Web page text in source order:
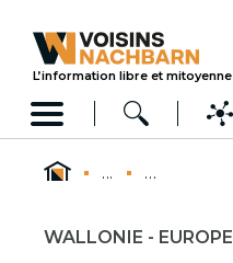
L’information libre et mitoyenne
... ...
WALLONIE - EUROPE